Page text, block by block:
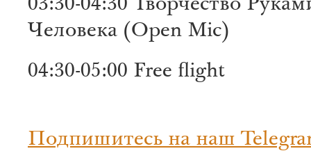
03:30-04:30 Творчество
Человека (Open Mic)
04:30-05:00 Free flight
Подпишитесь на наш